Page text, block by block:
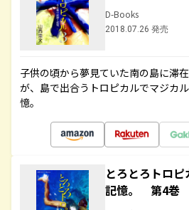
D-Books
2018.07.26 発売
子供の頃から夢見ていた南の島に滞
が、島で出合うトロピカルでマジカ
憶。
とろとろトロ
記憶。 第4巻